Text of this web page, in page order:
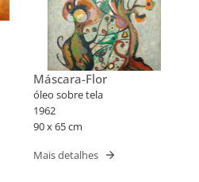
Máscara-Flor
óleo sobre tela
1962
90 x 65 cm
Mais detalhes